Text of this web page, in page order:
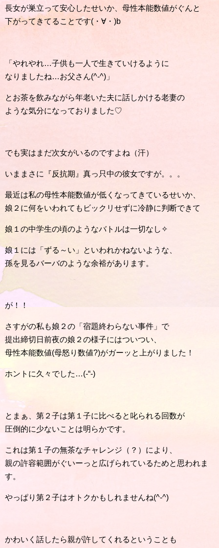
長女が巣立って安心したせいか、母性本能数値がぐんと
下がってきてることです(・∀・)b
「やれやれ…子供も一人で生きていけるように
なりましたね…お父さん(^-^)」
とお茶を飲みながら年老いた夫に話しかける老妻の
ような気分になっておりました♡
でも実はまだ次女がいるのですよね（汗）
いままさに『反抗期』真っ只中の彼女ですが。。。
最近は私の母性本能数値が低くなってきているせいか、
娘２に何をいわれてもビックリせずに冷静に判断できて
娘１の中学生の頃のようなバトルは一切なし✧
娘１には「ずる～い」といわれかねないような、
孫を見るバーバのような余裕があります。
が！！
さすがの私も娘２の「宿題終わらない事件」で
提出締切日前夜の娘２の様子にはついつい、
母性本能数値(母怒り数値?)がガーッと上がりました！
ホントに久々でした…(-“-)
とまぁ、第２子は第１子に比べると叱られる回数が
圧倒的に少ないことは明らかです。
これは第１子の無茶なチャレンジ（？）により、
親の許容範囲がぐいーっと広げられているためと思われま
す。
やっぱり第２子はオトクかもしれませんね(^-^)
かわいく話したら親が許してくれるということも